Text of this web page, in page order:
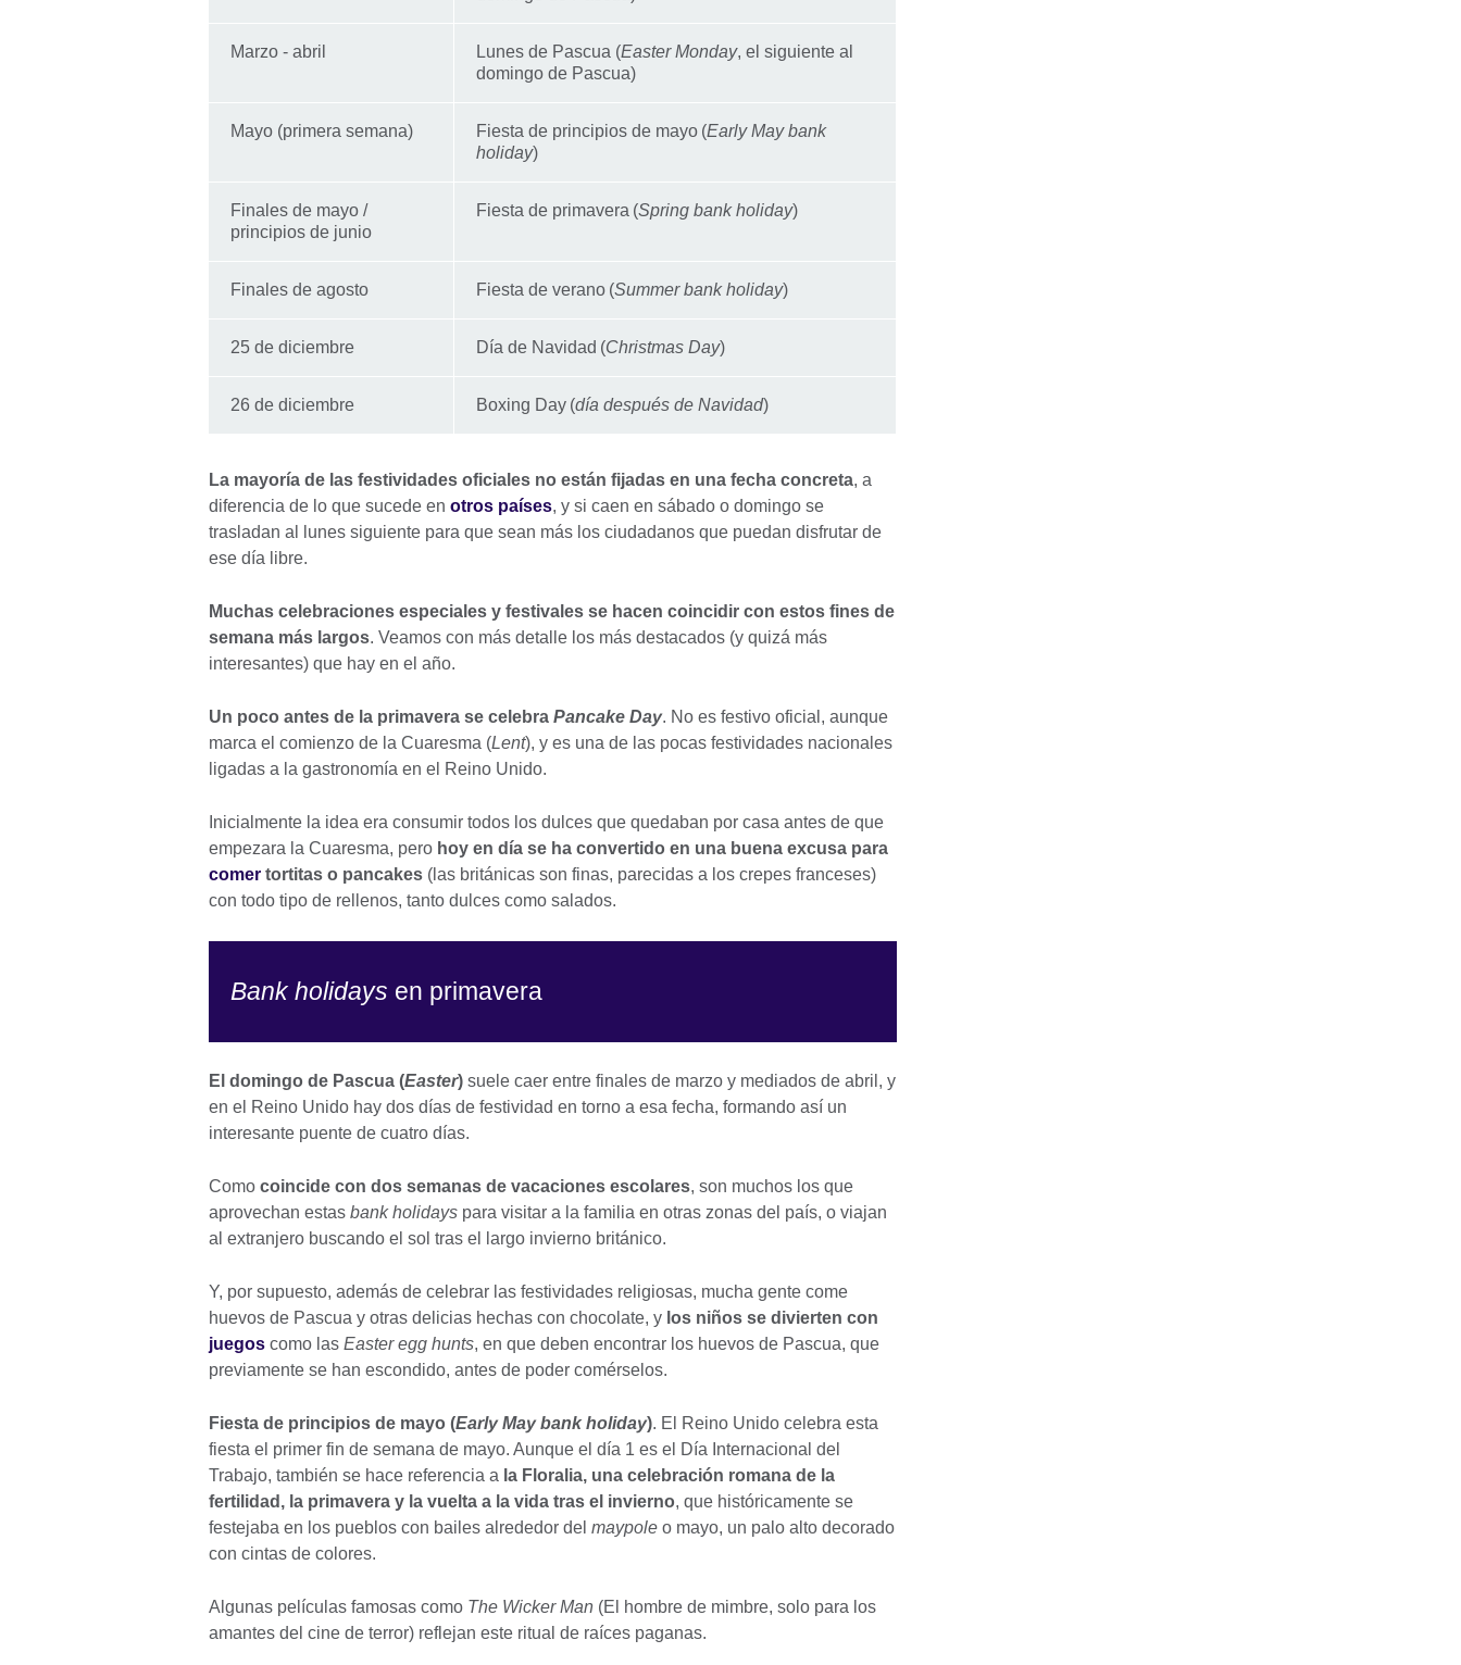
Marzo - abril Lunes de Pascua (Easter Monday, el siguiente al
domingo de Pascua)
Mayo (primera semana) Fiesta de principios de mayo (Early May bank
holiday)
Finales de mayo /
principios de junio
Fiesta de primavera (Spring bank holiday)
Finales de agosto Fiesta de verano (Summer bank holiday)
25 de diciembre Día de Navidad (Christmas Day)
26 de diciembre Boxing Day (día después de Navidad)
La mayoría de las festividades oficiales no están fijadas en una fecha concreta, a
diferencia de lo que sucede en otros países, y si caen en sábado o domingo se
trasladan al lunes siguiente para que sean más los ciudadanos que puedan disfrutar de
ese día libre.
Muchas celebraciones especiales y festivales se hacen coincidir con estos fines de
semana más largos. Veamos con más detalle los más destacados (y quizá más
interesantes) que hay en el año.
Un poco antes de la primavera se celebra Pancake Day. No es festivo oficial, aunque
marca el comienzo de la Cuaresma (Lent), y es una de las pocas festividades nacionales
ligadas a la gastronomía en el Reino Unido.
Inicialmente la idea era consumir todos los dulces que quedaban por casa antes de que
empezara la Cuaresma, pero hoy en día se ha convertido en una buena excusa para
comer tortitas o pancakes (las británicas son finas, parecidas a los crepes franceses)
con todo tipo de rellenos, tanto dulces como salados.
Bank holidays en primavera
El domingo de Pascua (Easter) suele caer entre finales de marzo y mediados de abril, y
en el Reino Unido hay dos días de festividad en torno a esa fecha, formando así un
interesante puente de cuatro días.
Como coincide con dos semanas de vacaciones escolares, son muchos los que
aprovechan estas bank holidays para visitar a la familia en otras zonas del país, o viajan
al extranjero buscando el sol tras el largo invierno británico.
Y, por supuesto, además de celebrar las festividades religiosas, mucha gente come
huevos de Pascua y otras delicias hechas con chocolate, y los niños se divierten con
juegos como las Easter egg hunts, en que deben encontrar los huevos de Pascua, que
previamente se han escondido, antes de poder comérselos.
Fiesta de principios de mayo (Early May bank holiday). El Reino Unido celebra esta
fiesta el primer fin de semana de mayo. Aunque el día 1 es el Día Internacional del
Trabajo, también se hace referencia a la Floralia, una celebración romana de la
fertilidad, la primavera y la vuelta a la vida tras el invierno, que históricamente se
festejaba en los pueblos con bailes alrededor del maypole o mayo, un palo alto decorado
con cintas de colores.
Algunas películas famosas como The Wicker Man (El hombre de mimbre, solo para los
amantes del cine de terror) reflejan este ritual de raíces paganas.